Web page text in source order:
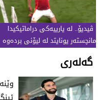
ڤیدیۆ.. لە یارییەکى دراماتیکیدا
مانچستەر یونایتد لە لیۆنى بردەوە
گەلەری